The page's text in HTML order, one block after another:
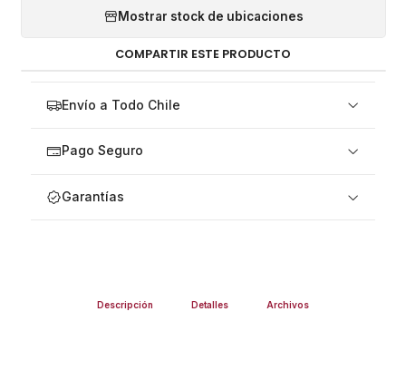
Mostrar stock de ubicaciones
COMPARTIR ESTE PRODUCTO
Envío a Todo Chile
Pago Seguro
Garantías
Descripción Detalles Archivos